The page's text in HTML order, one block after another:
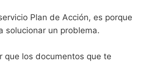
Plan de Acción, es porque
solucionar un problema.
que los documentos que te